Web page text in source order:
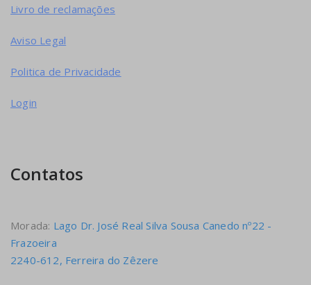
Livro de reclamações
Aviso Legal
Politica de Privacidade
Login
Contatos
Morada: Lago Dr. José Real Silva Sousa Canedo nº22 -
Frazoeira
2240-612, Ferreira do Zêzere